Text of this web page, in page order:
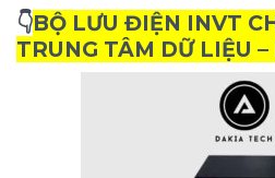
👇BỘ LƯU ĐIỆN INVT
TRUNG TÂM DỮ LIỆU